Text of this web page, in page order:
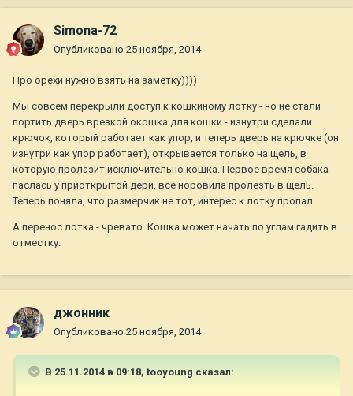
Simona-72
Опубликовано 25 ноября, 2014
Про орехи нужно взять на заметку))))
Мы совсем перекрыли доступ к кошкиному лотку - но не стали
портить дверь врезкой окошка для кошки - изнутри сделали
крючок, который работает как упор, и теперь дверь на крючке (он
изнутри как упор работает), открывается только на щель, в
которую пролазит исключительно кошка. Первое время собака
паслась у приоткрытой дери, все норовила пролезть в щель.
Теперь поняла, что размерчик не тот, интерес к лотку пропал.
А перенос лотка - чревато. Кошка может начать по углам гадить в
отместку.
джонник
Опубликовано 25 ноября, 2014
В 25.11.2014 в 09:18, tooyoung сказал: